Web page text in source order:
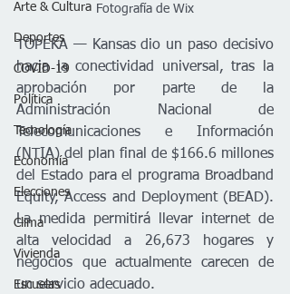
Arte & Cultura
Deportes
COVID-19
Política
Tecnología
Economía
Elecciones
Clima
Vivienda
Escuelas
Fotografía de Wix
TOPEKA — Kansas dio un paso decisivo
hacia la conectividad universal, tras la
aprobación por parte de la
Administración Nacional de
Telecomunicaciones e Información
(NTIA) del plan final de $166.6 millones
del Estado para el programa Broadband
Equity, Access and Deployment (BEAD).
La medida permitirá llevar internet de
alta velocidad a 26,673 hogares y
negocios que actualmente carecen de
un servicio adecuado.